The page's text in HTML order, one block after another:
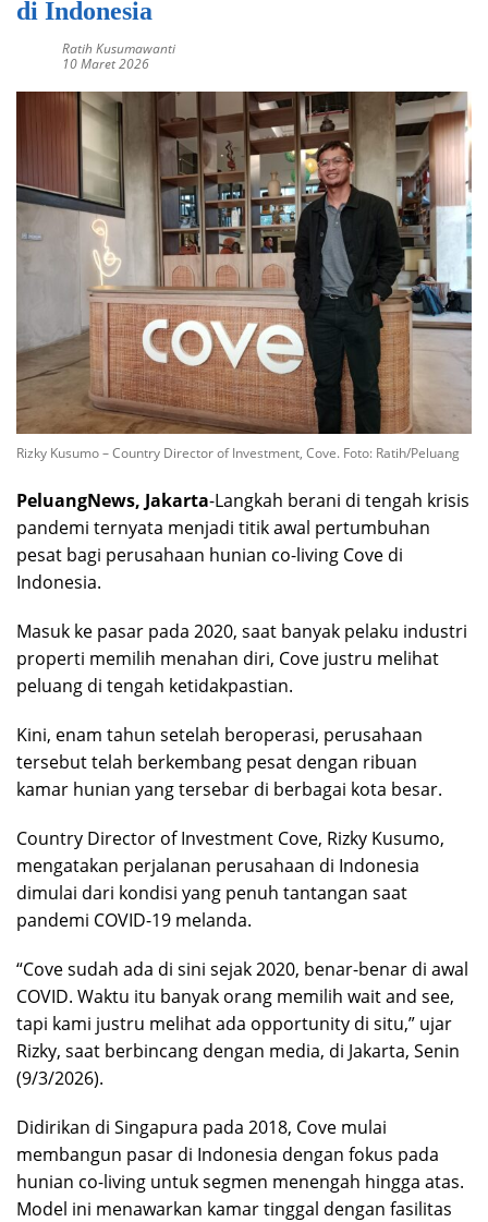
di Indonesia
Ratih Kusumawanti
10 Maret 2026
Rizky Kusumo – Country Director of Investment, Cove. Foto: Ratih/Peluang
PeluangNews, Jakarta-Langkah berani di tengah krisis
pandemi ternyata menjadi titik awal pertumbuhan
pesat bagi perusahaan hunian co-living Cove di
Indonesia.
Masuk ke pasar pada 2020, saat banyak pelaku industri
properti memilih menahan diri, Cove justru melihat
peluang di tengah ketidakpastian.
Kini, enam tahun setelah beroperasi, perusahaan
tersebut telah berkembang pesat dengan ribuan
kamar hunian yang tersebar di berbagai kota besar.
Country Director of Investment Cove, Rizky Kusumo,
mengatakan perjalanan perusahaan di Indonesia
dimulai dari kondisi yang penuh tantangan saat
pandemi COVID-19 melanda.
“Cove sudah ada di sini sejak 2020, benar-benar di awal
COVID. Waktu itu banyak orang memilih wait and see,
tapi kami justru melihat ada opportunity di situ,” ujar
Rizky, saat berbincang dengan media, di Jakarta, Senin
(9/3/2026).
Didirikan di Singapura pada 2018, Cove mulai
membangun pasar di Indonesia dengan fokus pada
hunian co-living untuk segmen menengah hingga atas.
Model ini menawarkan kamar tinggal dengan fasilitas